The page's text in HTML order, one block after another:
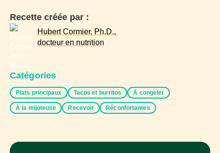
Recette créée par :
Hubert Cormier, Ph.D.,
docteur en nutrition
Catégories
Plats principaux Tacos et burritos À congeler
À la mijoteuse Recevoir Réconfortantes